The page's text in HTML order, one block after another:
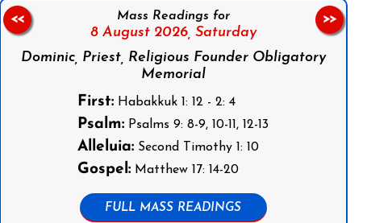
Mass Readings for
8 August 2026, Saturday
Dominic, Priest, Religious Founder Obligatory
Memorial
First: Habakkuk 1: 12 - 2: 4
Psalm: Psalms 9: 8-9, 10-11, 12-13
Alleluia: Second Timothy 1: 10
Gospel: Matthew 17: 14-20
FULL MASS READINGS
<< >>